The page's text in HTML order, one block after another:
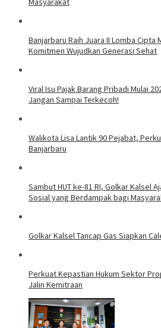
Banjarbaru Raih Juara II Lomba Cipta
Komitmen Wujudkan Generasi Sehat
Viral Isu Pajak Barang Pribadi Mulai
Jangan Sampai Terkecoh!
Walikota Lisa Lantik 90 Pejabat,
Banjarbaru
Sambut HUT ke-81 RI, Golkar Kalsel
Sosial yang Berdampak bagi
Golkar Kalsel Tancap Gas Siapkan
Perkuat Kepastian Hukum Sektor
Jalin Kemitraan